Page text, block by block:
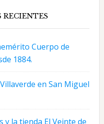
RECIENTES
Cuerpo de
1884.
en San Miguel
y la tienda El Veinte de